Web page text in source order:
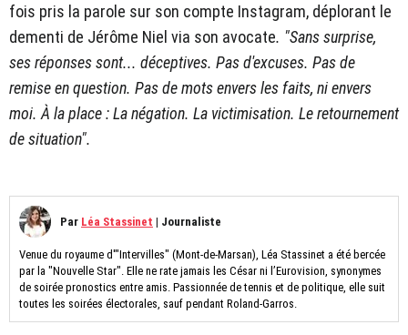
fois pris la parole sur son compte Instagram, déplorant le
dementi de Jérôme Niel via son avocate. "Sans surprise,
ses réponses sont... déceptives. Pas d'excuses. Pas de
remise en question. Pas de mots envers les faits, ni envers
moi. À la place : La négation. La victimisation. Le retournement
de situation".
Par Léa Stassinet | Journaliste
Venue du royaume d'"Intervilles" (Mont-de-Marsan), Léa Stassinet a été bercée
par la "Nouvelle Star". Elle ne rate jamais les César ni l’Eurovision, synonymes
de soirée pronostics entre amis. Passionnée de tennis et de politique, elle suit
toutes les soirées électorales, sauf pendant Roland-Garros.